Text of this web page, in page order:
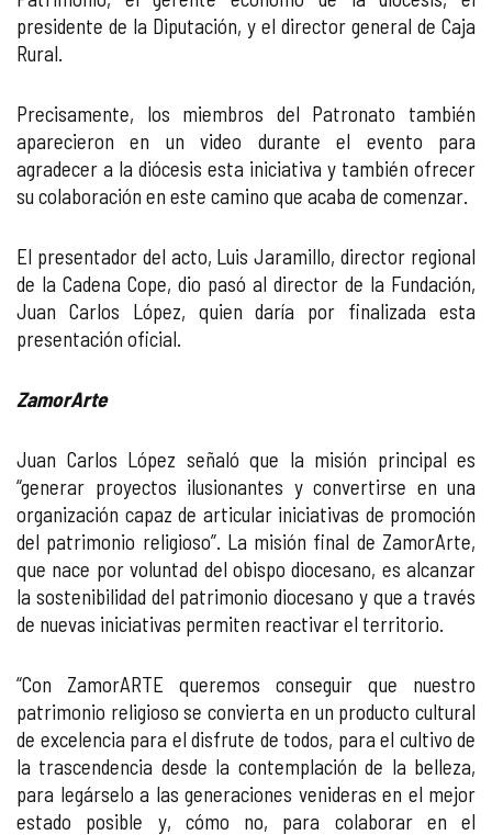
presidente de la Diputación, y el director general de Caja
Rural.
Precisamente, los miembros del Patronato también
aparecieron en un video durante el evento para
agradecer a la diócesis esta iniciativa y también ofrecer
su colaboración en este camino que acaba de comenzar.
El presentador del acto, Luis Jaramillo, director regional
de la Cadena Cope, dio pasó al director de la Fundación,
Juan Carlos López, quien daría por finalizada esta
presentación oficial.
ZamorArte
Juan Carlos López señaló que la misión principal es
“generar proyectos ilusionantes y convertirse en una
organización capaz de articular iniciativas de promoción
del patrimonio religioso”. La misión final de ZamorArte,
que nace por voluntad del obispo diocesano, es alcanzar
la sostenibilidad del patrimonio diocesano y que a través
de nuevas iniciativas permiten reactivar el territorio.
“Con ZamorARTE queremos conseguir que nuestro
patrimonio religioso se convierta en un producto cultural
de excelencia para el disfrute de todos, para el cultivo de
la trascendencia desde la contemplación de la belleza,
para legárselo a las generaciones venideras en el mejor
estado posible y, cómo no, para colaborar en el